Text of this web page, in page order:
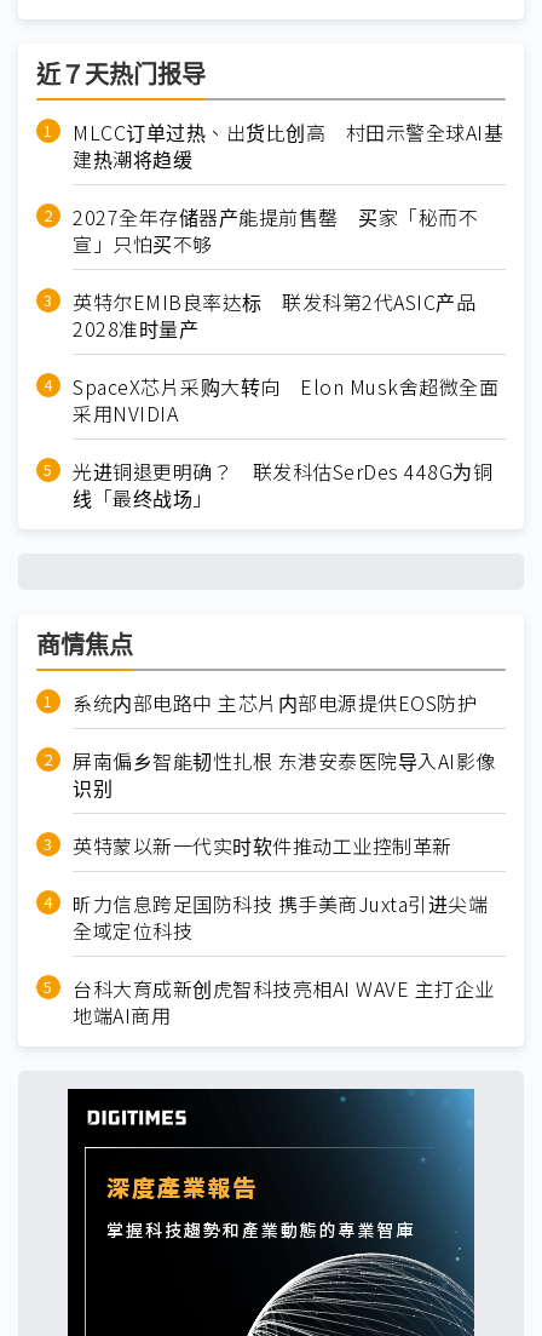
近７天热门报导
MLCC订单过热、出货比创高 村田示警全球AI基
建热潮将趋缓
2027全年存储器产能提前售罄 买家「秘而不
宣」只怕买不够
英特尔EMIB良率达标 联发科第2代ASIC产品
2028准时量产
SpaceX芯片采购大转向 Elon Musk舍超微全面
采用NVIDIA
光进铜退更明确？ 联发科估SerDes 448G为铜
线「最终战场」
商情焦点
系统内部电路中 主芯片内部电源提供EOS防护
屏南偏乡智能韧性扎根 东港安泰医院导入AI影像
识别
英特蒙以新一代实时软件推动工业控制革新
昕力信息跨足国防科技 携手美商Juxta引进尖端
全域定位科技
台科大育成新创虎智科技亮相AI WAVE 主打企业
地端AI商用